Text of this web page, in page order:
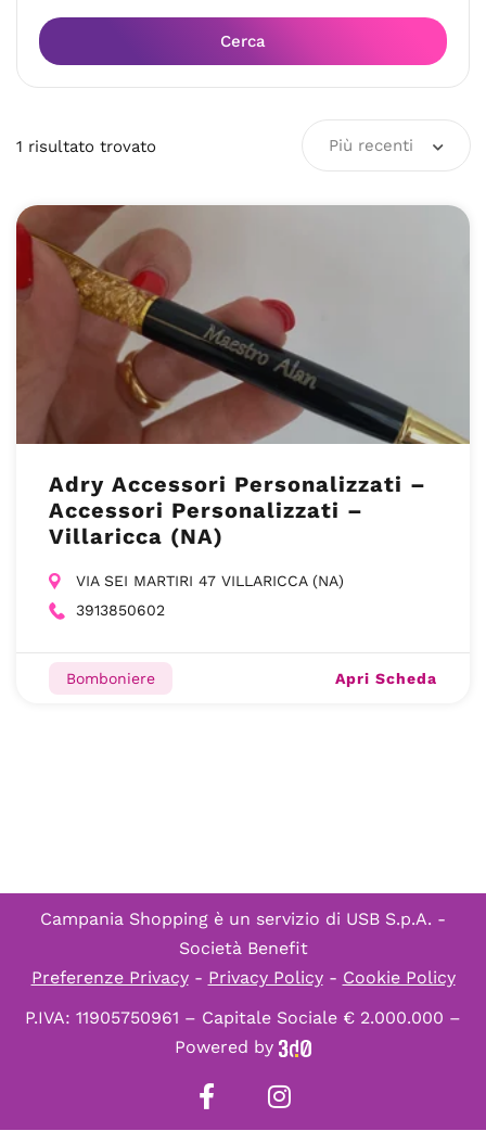
Cerca
1 risultato trovato Più recenti
Adry Accessori Personalizzati –
Accessori Personalizzati –
Villaricca (NA)
VIA SEI MARTIRI 47 VILLARICCA (NA)
3913850602
Bomboniere Apri Scheda
Campania Shopping è un servizio di USB S.p.A. -
Società Benefit
Preferenze Privacy- Privacy Policy- Cookie Policy
P.IVA: 11905750961 – Capitale Sociale € 2.000.000 –
Powered by